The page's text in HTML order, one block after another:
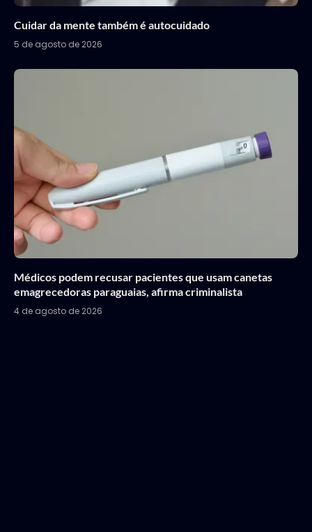
Cuidar da mente também é autocuidado
5 de agosto de 2026
Médicos podem recusar pacientes que usam canetas
emagrecedoras paraguaias, afirma criminalista
4 de agosto de 2026